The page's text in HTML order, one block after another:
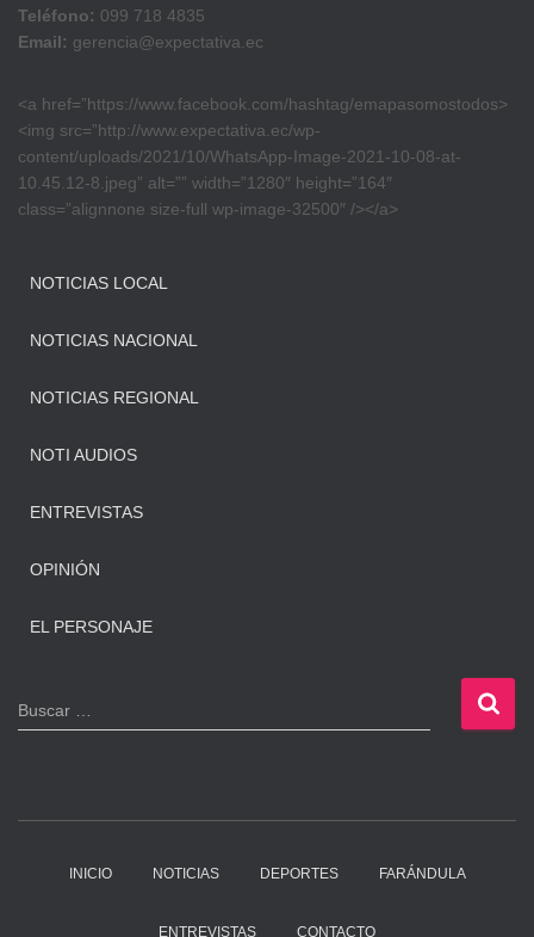
Teléfono: 099 718 4835
Email: gerencia@expectativa.ec
<a href=”https://www.facebook.com/hashtag/emapasomostodos>
<img src=”http://www.expectativa.ec/wp-
content/uploads/2021/10/WhatsApp-Image-2021-10-08-at-
10.45.12-8.jpeg” alt=”” width=”1280″ height=”164″
class=”alignnone size-full wp-image-32500″ /></a>
NOTICIAS LOCAL
NOTICIAS NACIONAL
NOTICIAS REGIONAL
NOTI AUDIOS
ENTREVISTAS
OPINIÓN
EL PERSONAJE
B
u
Buscar …
INICIO NOTICIAS DEPORTES FARÁNDULA
ENTREVISTAS CONTACTO